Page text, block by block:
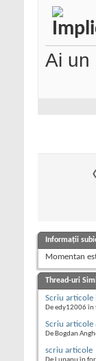
Ai un
Informații
Momentan
Thread-uri
Scriu articole
De edy12006 în
Scriu articole
De Bogdan
scriu articole